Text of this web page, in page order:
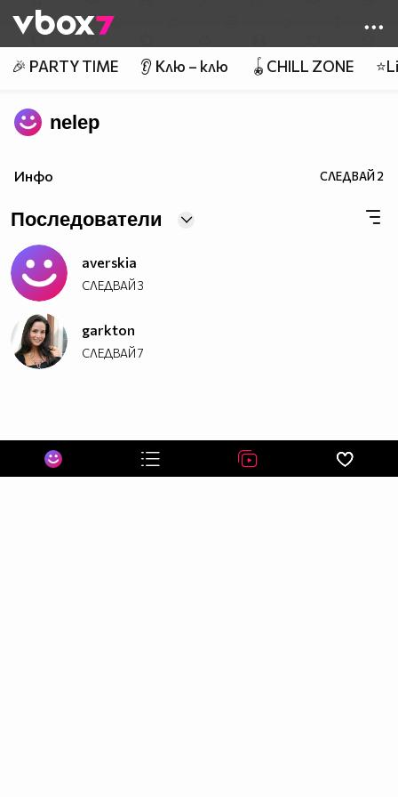
👾
🎉 PARTY TIME 👂 Клю – клю 🪀CHILL ZONE
nelep
Инфо СЛЕДВАЙ2
Последователи
averskia
СЛЕДВАЙ3
garkton
СЛЕДВАЙ7